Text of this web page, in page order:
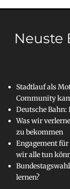
Neuste
Stadtlauf als
Community
Deutsche Bahn:
Was wir
zu bekommen
Engagement
wir alle tun
lernen?